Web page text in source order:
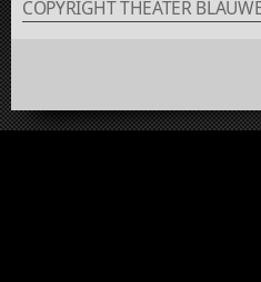
COPYRIGHT THEATER